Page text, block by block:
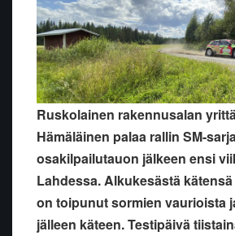
Ruskolainen rakennusalan
Hämäläinen palaa rallin SM-
osakilpailutauon jälkeen ensi
Lahdessa. Alkukesästä
on toipunut sormien vaurioista
jälleen käteen. Testipäivä